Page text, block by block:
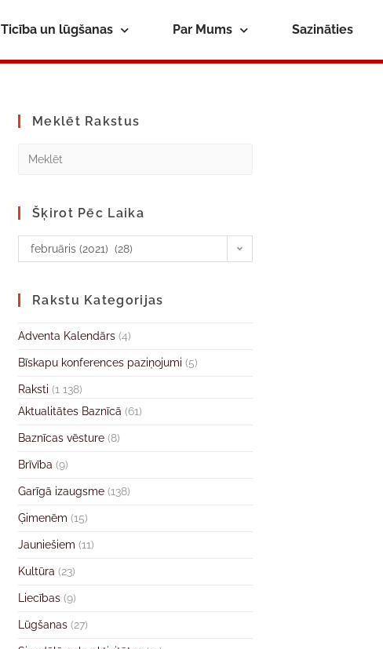
Ticība un lūgšanas Par Mums Sazināties
Meklēt Rakstus
Šķirot Pēc Laika
februāris (2021) (28)
Rakstu Kategorijas
Adventa Kalendārs (4)
Bīskapu konferences paziņojumi (5)
Raksti (1 138)
Aktualitātes Baznīcā (61)
Baznīcas vēsture (8)
Brīvība (9)
Garīgā izaugsme (138)
Ģimenēm (15)
Jauniešiem (11)
Kultūra (23)
Liecības (9)
Lūgšanas (27)